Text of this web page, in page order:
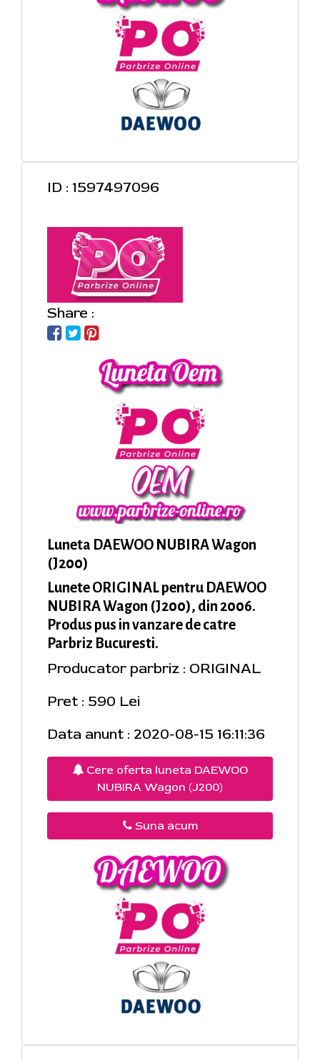
ID : 1597497096
Share :
Luneta DAEWOO NUBIRA Wagon
(J200)
Lunete ORIGINAL pentru DAEWOO
NUBIRA Wagon (J200), din 2006.
Produs pus in vanzare de catre
Parbriz Bucuresti.
Producator parbriz : ORIGINAL
Pret : 590 Lei
Data anunt : 2020-08-15 16:11:36
Cere oferta luneta DAEWOO
NUBIRA Wagon (J200)
Suna acum